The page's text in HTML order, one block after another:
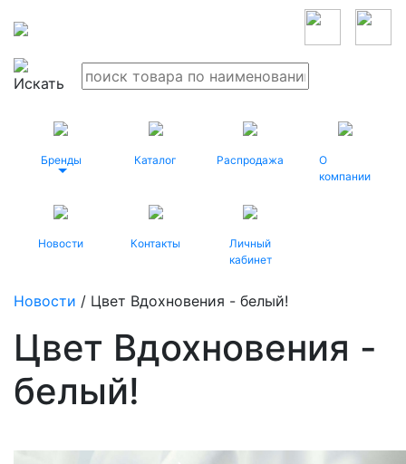
Бренды Каталог Распродажа
О
компании
Новости Контакты
Личный
кабинет
Новости / Цвет Вдохновения - белый!
Цвет Вдохновения -
белый!